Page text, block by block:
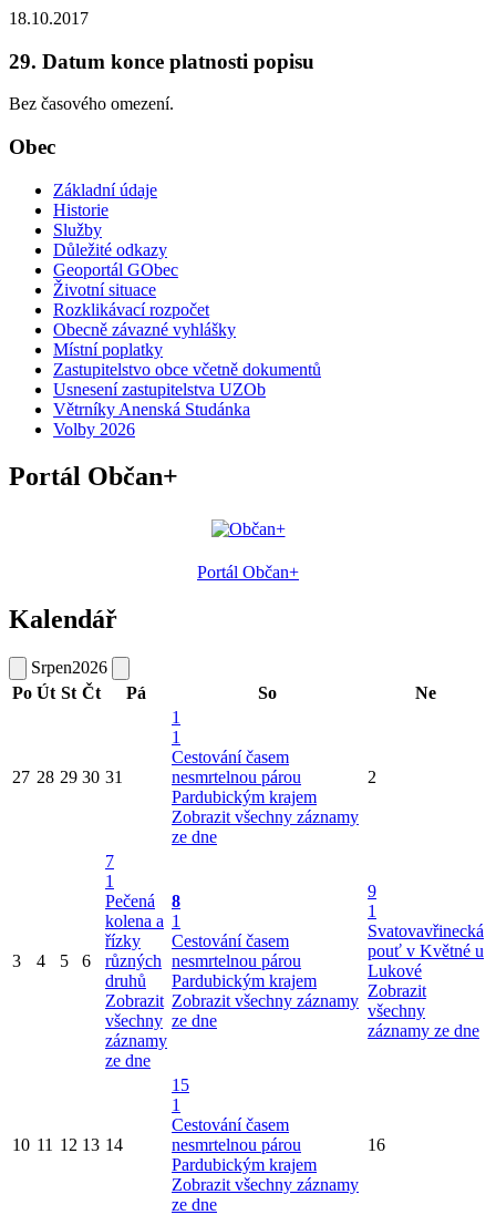
18.10.2017
29. Datum konce platnosti popisu
Bez časového omezení.
Obec
Základní údaje
Historie
Služby
Důležité odkazy
Geoportál GObec
Životní situace
Rozklikávací rozpočet
Obecně závazné vyhlášky
Místní poplatky
Zastupitelstvo obce včetně dokumentů
Usnesení zastupitelstva UZOb
Větrníky Anenská Studánka
Volby 2026
Portál Občan+
Portál Občan+
Kalendář
Srpen2026
Po Út St Čt Pá So Ne
27 28 29 30 31
1
1
Cestování časem
nesmrtelnou párou
Pardubickým krajem
Zobrazit všechny záznamy
ze dne
2
3 4 5 6
7
1
Pečená
kolena a
řízky
různých
druhů
Zobrazit
všechny
záznamy
ze dne
8
1
Cestování časem
nesmrtelnou párou
Pardubickým krajem
Zobrazit všechny záznamy
ze dne
9
1
Svatovavřinecká
pouť v Květné u
Lukové
Zobrazit
všechny
záznamy ze dne
10 11 12 13 14
15
1
Cestování časem
nesmrtelnou párou
Pardubickým krajem
Zobrazit všechny záznamy
ze dne
16